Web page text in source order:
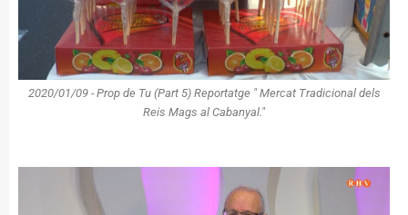
2020/01/09 - Prop de Tu (Part 5) Reportatge " Mercat Tradicional dels
Reis Mags al Cabanyal."